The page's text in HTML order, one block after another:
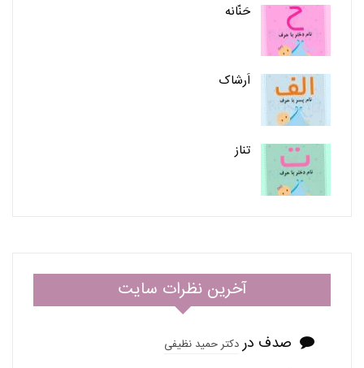
حَنّانه
اَرشاک
تناز
آخرین نظرات سایت
صدف دردکتر حمید نظیفی